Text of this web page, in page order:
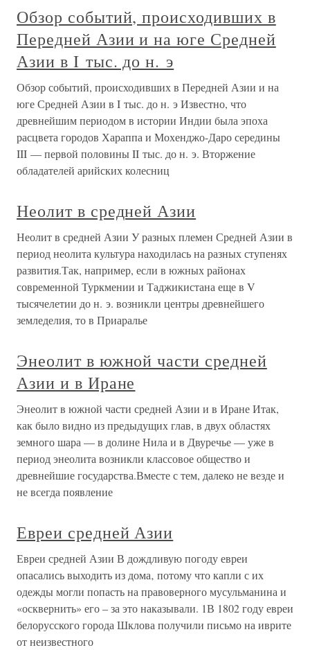
Обзор событий, происходивших в
Передней Азии и на юге Средней
Азии в I тыс. до н. э
Обзор событий, происходивших в Передней Азии и на
юге Средней Азии в I тыс. до н. э Известно, что
древнейшим периодом в истории Индии была эпоха
расцвета городов Хараппа и Мохенджо-Даро середины
III — первой половины II тыс. до н. э. Вторжение
обладателей арийских колесниц
Неолит в средней Азии
Неолит в средней Азии У разных племен Средней Азии в
период неолита культура находилась на разных ступенях
развития.Так, например, если в южных районах
современной Туркмении и Таджикистана еще в V
тысячелетии до н. э. возникли центры древнейшего
земледелия, то в Приаралье
Энеолит в южной части средней
Азии и в Иране
Энеолит в южной части средней Азии и в Иране Итак,
как было видно из предыдущих глав, в двух областях
земного шара — в долине Нила и в Двуречье — уже в
период энеолита возникли классовое общество и
древнейшие государства.Вместе с тем, далеко не везде и
не всегда появление
Евреи средней Азии
Евреи средней Азии В дождливую погоду евреи
опасались выходить из дома‚ потому что капли с их
одежды могли попасть на правоверного мусульманина и
«осквернить» его – за это наказывали. 1В 1802 году евреи
белорусского города Шклова получили письмо на иврите
от неизвестного